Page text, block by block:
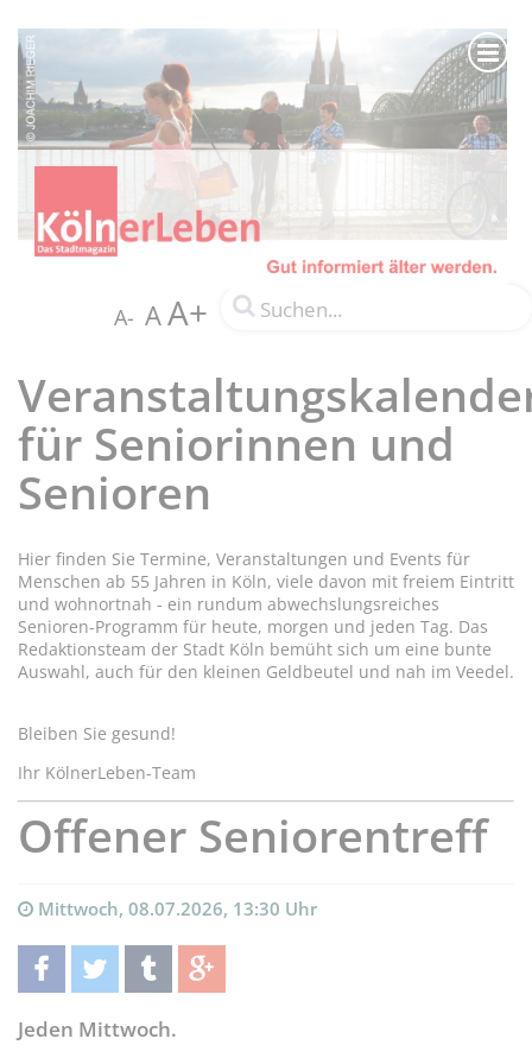
A- AA+
für Seniorinnen und
Senioren
Hier finden Sie Termine, Veranstaltungen und Events für
Menschen ab 55 Jahren in Köln, viele davon mit freiem Eintritt
und wohnortnah - ein rundum abwechslungsreiches
Senioren-Programm für heute, morgen und jeden Tag. Das
Redaktionsteam der Stadt Köln bemüht sich um eine bunte
Auswahl, auch für den kleinen Geldbeutel und nah im Veedel.
Bleiben Sie gesund!
Ihr KölnerLeben-Team
Offener Seniorentreff
Mittwoch, 08.07.2026, 13:30 Uhr
teilentwittern teilen
Jeden Mittwoch.